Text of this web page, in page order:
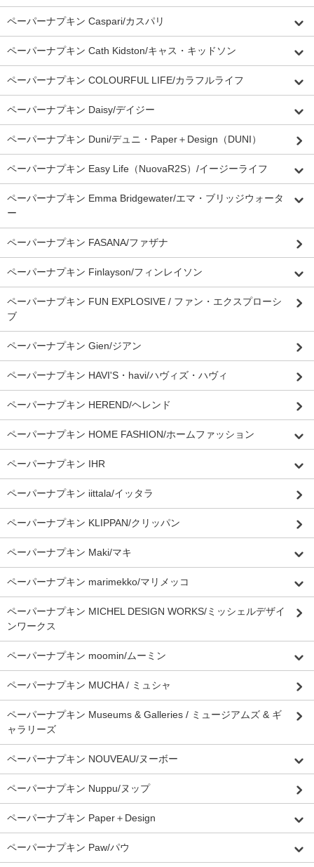
ペーパーナプキン Caspari/カスパリ
ペーパーナプキン Cath Kidston/キャス・キッドソン
ペーパーナプキン COLOURFUL LIFE/カラフルライフ
ペーパーナプキン Daisy/デイジー
ペーパーナプキン Duni/デュニ・Paper＋Design（DUNI）
ペーパーナプキン Easy Life（NuovaR2S）/イージーライフ
ペーパーナプキン Emma Bridgewater/エマ・ブリッジウォータ
ー
ペーパーナプキン FASANA/ファザナ
ペーパーナプキン Finlayson/フィンレイソン
ペーパーナプキン FUN EXPLOSIVE / ファン・エクスプローシ
ブ
ペーパーナプキン Gien/ジアン
ペーパーナプキン HAVI'S・havi/ハヴィズ・ハヴィ
ペーパーナプキン HEREND/ヘレンド
ペーパーナプキン HOME FASHION/ホームファッション
ペーパーナプキン IHR
ペーパーナプキン iittala/イッタラ
ペーパーナプキン KLIPPAN/クリッパン
ペーパーナプキン Maki/マキ
ペーパーナプキン marimekko/マリメッコ
ペーパーナプキン MICHEL DESIGN WORKS/ミッシェルデザイ
ンワークス
ペーパーナプキン moomin/ムーミン
ペーパーナプキン MUCHA / ミュシャ
ペーパーナプキン Museums & Galleries / ミュージアムズ & ギ
ャラリーズ
ペーパーナプキン NOUVEAU/ヌーボー
ペーパーナプキン Nuppu/ヌップ
ペーパーナプキン Paper＋Design
ペーパーナプキン Paw/パウ